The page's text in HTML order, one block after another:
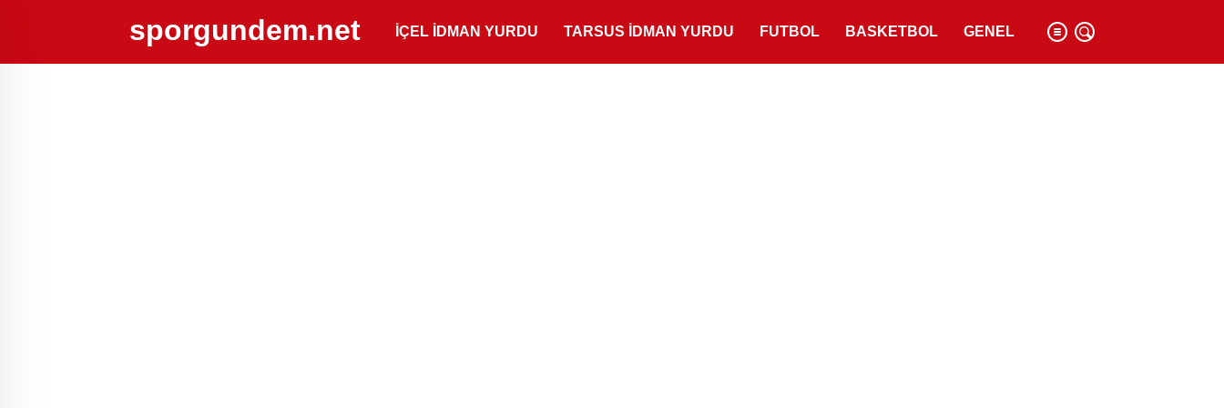
sporgundem.net İÇEL İDMAN YURDU TARSUS İDMAN YURDU FUTBOL BASKETBOL GENEL